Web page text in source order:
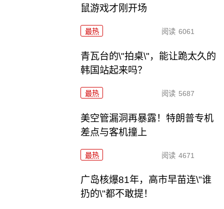
鼠游戏才刚开场
最热 阅读 6061
青瓦台的\"拍桌\"，能让跪太久的
韩国站起来吗？
最热 阅读 5687
美空管漏洞再暴露！特朗普专机
差点与客机撞上
最热 阅读 4671
广岛核爆81年，高市早苗连\"谁
扔的\"都不敢提！